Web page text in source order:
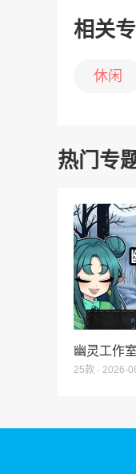
相关
休闲
热门专
幽灵工作
25款 · 2026-